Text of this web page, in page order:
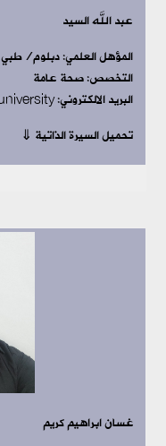
عبد الله السيد
المؤهل العلمي: دبلوم/طبي
التخصص: صحة عامة
البريد الالكتروني: Info@iru.university
تحميل السيرة الذاتية ⇓
غسان ابراهيم كريم